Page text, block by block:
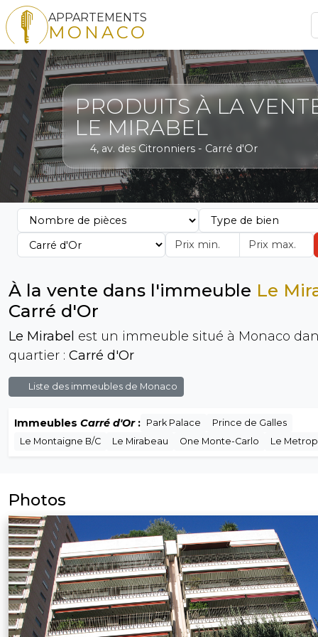
APPARTEMENTS
MONACO
PRODUITS À LA
LE MIRABEL
4, av. des Citronniers - Carré d'Or
À la vente dans l'immeuble Le
Carré d'Or
Le Mirabel est un immeuble situé à Monaco
quartier : Carré d'Or
Liste des immeubles de Monaco
Immeubles Carré d'Or: Park Palace
Prince de Galles
Le Montaigne B/C
Le Mirabeau One Monte-Carlo Le
Photos